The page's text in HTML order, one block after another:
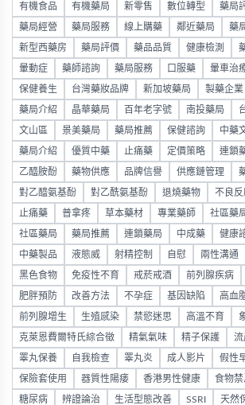
有機食品 有機藥局 新零售 數位轉型 藥局
藥局經營 藥局服務 線上購藥 鄰近藥局 藥
新型西藥房 藥局評價 藥品品質 健康檢測
暈動症 藥師諮詢 藥局服務 口服藥 暈車治
保健養生 台灣藥妝品牌 新加坡藥局 製藥企業
藥局介紹 晶華藥局 百年老字號 南投藥局
文山區 景美藥局 藥局推薦 保健諮詢 中藥
藥局介紹 優質中藥 止痛藥 定價策略 連鎖
乙醯胺酚 藥物供應 品牌信譽 供應鏈管理
對乙醯氨基酚 對乙酰氨基酚 退燒藥物 不良反
止痛藥 普拿疼 草本藥材 專業藥師 社區藥
社區藥局 藥局推薦 連鎖藥局 中成藥 健康
中藥製品 液態威 射精控制 自慰 兩性溝通
黑色食物 免疫性不育 戒菸戒酒 前列腺疾病
肥胖預防 改善方法 不孕症 基因缺陷 高血
前列腺增生 生殖感染 禁慾迷思 高溫不育
克萊恩費爾特氏綜合徵 精氣氣味 精子保護 流
睪丸保養 自我檢查 睪丸炎 成人影片 假性
保險套使用 器質性陽痿 香港男性健康 食物禁
糖尿病 辨證論治 生活型態改善 SSRI 天然